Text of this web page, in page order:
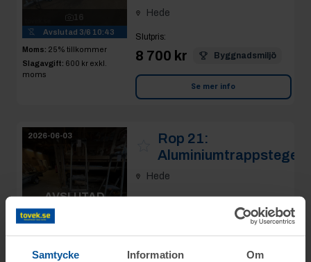
Samtycke Information Om
16
Avslutad 3/6 10:43
Moms: 25% tillkommer
Slagavgift: 600 kr exkl.
moms
Hede
Slutpris:
8 700 kr Byggnadsmiljö
Se mer info
2026-06-03
AVSLUTAD
4
Rop 21:
Aluminiumtrappstege
Hede
Rilleeee